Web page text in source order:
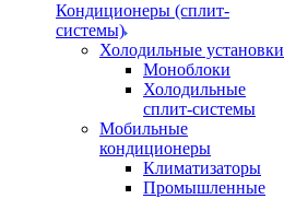
Кондиционеры (сплит-
системы)
Холодильные установки
Моноблоки
Холодильные
сплит-системы
Мобильные
кондиционеры
Климатизаторы
Промышленные